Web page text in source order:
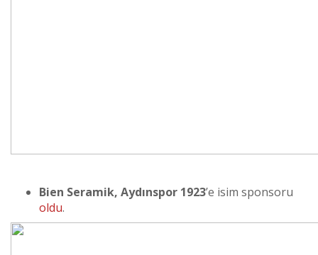
Bien Seramik, Aydınspor 1923’e isim sponsoru
oldu.